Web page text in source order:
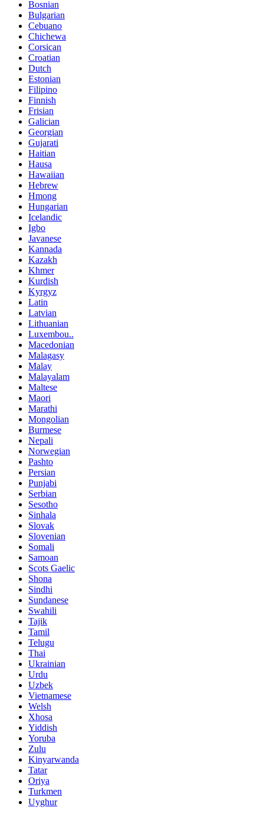
Bosnian
Bulgarian
Cebuano
Chichewa
Corsican
Croatian
Dutch
Estonian
Filipino
Finnish
Frisian
Galician
Georgian
Gujarati
Haitian
Hausa
Hawaiian
Hebrew
Hmong
Hungarian
Icelandic
Igbo
Javanese
Kannada
Kazakh
Khmer
Kurdish
Kyrgyz
Latin
Latvian
Lithuanian
Luxembou..
Macedonian
Malagasy
Malay
Malayalam
Maltese
Maori
Marathi
Mongolian
Burmese
Nepali
Norwegian
Pashto
Persian
Punjabi
Serbian
Sesotho
Sinhala
Slovak
Slovenian
Somali
Samoan
Scots Gaelic
Shona
Sindhi
Sundanese
Swahili
Tajik
Tamil
Telugu
Thai
Ukrainian
Urdu
Uzbek
Vietnamese
Welsh
Xhosa
Yiddish
Yoruba
Zulu
Kinyarwanda
Tatar
Oriya
Turkmen
Uyghur